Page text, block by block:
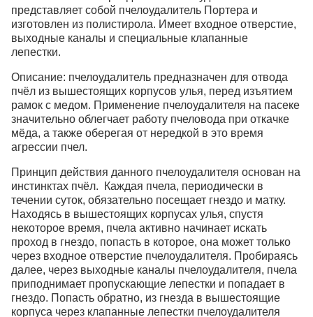
представляет собой пчелоудалитель Портера и
изготовлен из полистирола. Имеет входное отверстие,
выходные каналы и специальные клапанные
лепестки.
Описание: пчелоудалитель предназначен для отвода
пчёл из вышестоящих корпусов улья, перед изъятием
рамок с медом. Применение пчелоудалителя на пасеке
значительно облегчает работу пчеловода при откачке
мёда, а также оберегая от нередкой в это время
агрессии пчел.
Принцип действия данного пчелоудалителя основан на
инстинктах пчёл. Каждая пчела, периодически в
течении суток, обязательно посещает гнездо и матку.
Находясь в вышестоящих корпусах улья, спустя
некоторое время, пчела активно начинает искать
проход в гнездо, попасть в которое, она может только
через входное отверстие пчелоудалителя. Пробираясь
далее, через выходные каналы пчелоудалителя, пчела
приподнимает пропускающие лепестки и попадает в
гнездо. Попасть обратно, из гнезда в вышестоящие
корпуса через клапанные лепестки пчелоудалителя